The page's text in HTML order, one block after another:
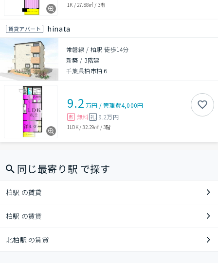
1K / 27.88㎡ / 3階
賃貸アパート hinata
常磐線 / 柏駅 徒歩14分
新築 / 3階建
千葉県柏市柏６
9.2 万円 /管理費4,000円
敷 無料 礼 9.2万円
1LDK/32.29㎡ /3階
同じ最寄り駅 で探す
柏駅 の賃貸
柏駅 の賃貸
北柏駅 の賃貸